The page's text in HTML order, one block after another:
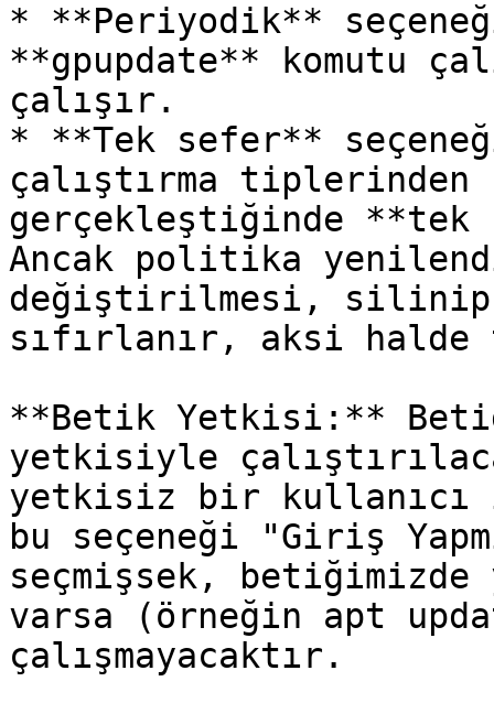
* **Periyodik**
**gpupdate** komutu
çalışır.
* **Tek sefer**
çalıştırma
gerçekleştiğinde
Ancak politika
değiştirilmesi, silinip
sıfırlanır, aksi halde
**Betik Yetkisi:**
yetkisiyle
yetkisiz bir kullanıcı
bu seçeneği "Giriş
seçmişsek,
varsa (örneğin apt
çalışmayacaktır.